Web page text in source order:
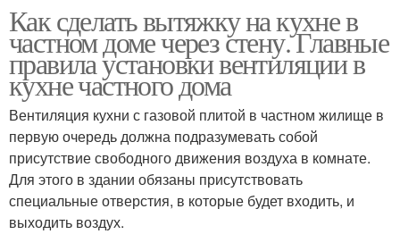
Как сделать вытяжку на кухне в
частном доме через стену. Главные
правила установки вентиляции в
кухне частного дома
Вентиляция кухни с газовой плитой в частном жилище в
первую очередь должна подразумевать собой
присутствие свободного движения воздуха в комнате.
Для этого в здании обязаны присутствовать
специальные отверстия, в которые будет входить, и
выходить воздух.